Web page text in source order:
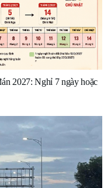
2027: Nghỉ 7 ngày hoặc